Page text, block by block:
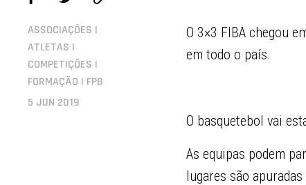
ASSOCIAÇÕES |
ATLETAS |
COMPETIÇÕES |
FORMAÇÃO | FPB
5 JUN 2019
O 3×3 FIBA chegou
em todo o país.
O basquetebol vai
As equipas podem
lugares são apuradas